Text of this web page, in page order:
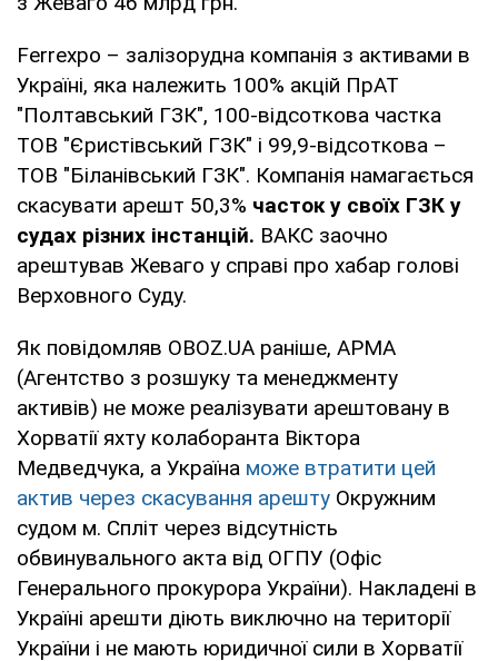
Ferrexpo – залізорудна компанія з активами в
Україні, яка належить 100% акцій ПрАТ
"Полтавський ГЗК", 100-відсоткова частка
ТОВ "Єристівський ГЗК" і 99,9-відсоткова –
ТОВ "Біланівський ГЗК". Компанія намагається
скасувати арешт 50,3% часток у своїх ГЗК у
судах різних інстанцій. ВАКС заочно
арештував Жеваго у справі про хабар голові
Верховного Суду.
Як повідомляв OBOZ.UA раніше, АРМА
(Агентство з розшуку та менеджменту
активів) не може реалізувати арештовану в
Хорватії яхту колаборанта Віктора
Медведчука, а Україна може втратити цей
актив через скасування арешту Окружним
судом м. Спліт через відсутність
обвинувального акта від ОГПУ (Офіс
Генерального прокурора України). Накладені в
Україні арешти діють виключно на території
України і не мають юридичної сили в Хорватії